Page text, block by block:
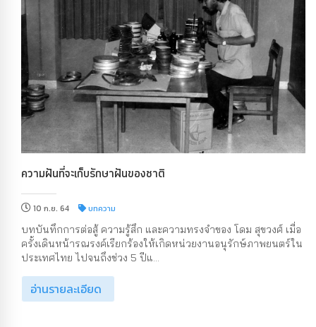
ความฝันที่จะเก็บรักษาฝันของชาติ
10 ก.ย. 64 บทความ
บทบันทึกการต่อสู้ ความรู้สึก และความทรงจำของ โดม สุขวงศ์ เมื่อ
ครั้งเดินหน้ารณรงค์เรียกร้องให้เกิดหน่วยงานอนุรักษ์ภาพยนตร์ใน
ประเทศไทย ไปจนถึงช่วง 5 ปีแ...
อ่านรายละเอียด